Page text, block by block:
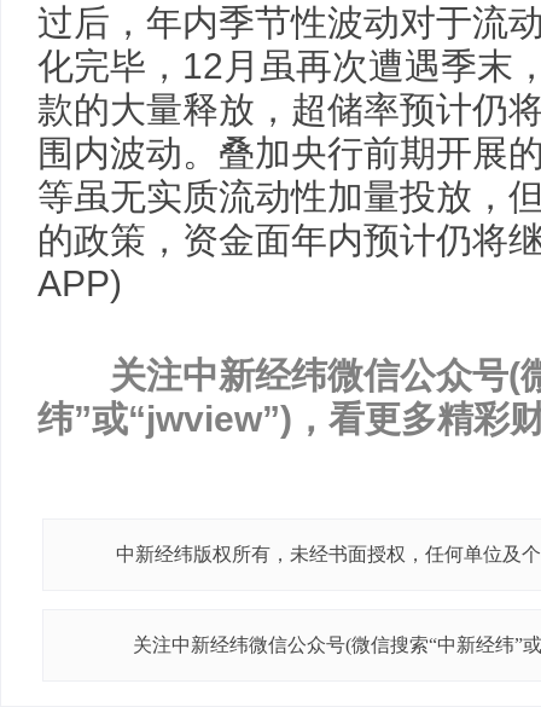
过后，年内季节性波动对于流
化完毕，12月虽再次遭遇季末
款的大量释放，超储率预计仍
围内波动。叠加央行前期开展
等虽无实质流动性加量投放，
的政策，资金面年内预计仍将
APP)
关注中新经纬微信公众号(
纬”或“jwview”)，看更多精彩
中新经纬版权所有，未经书面授权，任何单位及
关注中新经纬微信公众号(微信搜索“中新经纬”